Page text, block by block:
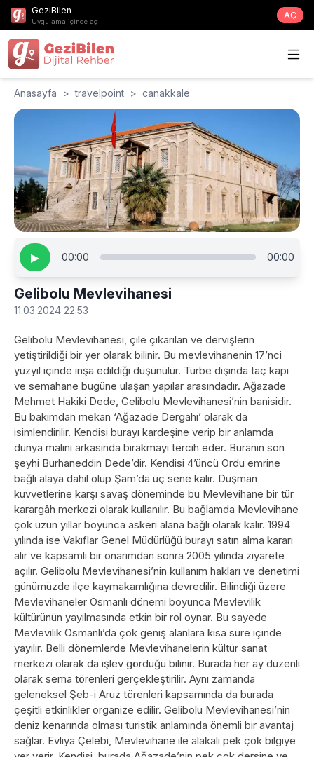
GeziBilen
Uygulama içinde aç
AÇ
Anasayfa > travelpoint > canakkale
▶ 00:00 00:00
Gelibolu Mevlevihanesi
11.03.2024 22:53
Gelibolu Mevlevihanesi, çile çıkarılan ve dervişlerin
yetiştirildiği bir yer olarak bilinir. Bu mevlevihanenin 17’nci
yüzyıl içinde inşa edildiği düşünülür. Türbe dışında taç kapı
ve semahane bugüne ulaşan yapılar arasındadır. Ağazade
Mehmet Hakiki Dede, Gelibolu Mevlevihanesi’nin banisidir.
Bu bakımdan mekan ‘Ağazade Dergahı’ olarak da
isimlendirilir. Kendisi burayı kardeşine verip bir anlamda
dünya malını arkasında bırakmayı tercih eder. Buranın son
şeyhi Burhaneddin Dede’dir. Kendisi 4’üncü Ordu emrine
bağlı alaya dahil olup Şam’da üç sene kalır. Düşman
kuvvetlerine karşı savaş döneminde bu Mevlevihane bir tür
karargâh merkezi olarak kullanılır. Bu bağlamda Mevlevihane
çok uzun yıllar boyunca askeri alana bağlı olarak kalır. 1994
yılında ise Vakıflar Genel Müdürlüğü burayı satın alma kararı
alır ve kapsamlı bir onarımdan sonra 2005 yılında ziyarete
açılır. Gelibolu Mevlevihanesi’nin kullanım hakları ve denetimi
günümüzde ilçe kaymakamlığına devredilir. Bilindiği üzere
Mevlevihaneler Osmanlı dönemi boyunca Mevlevilik
kültürünün yayılmasında etkin bir rol oynar. Bu sayede
Mevlevilik Osmanlı’da çok geniş alanlara kısa süre içinde
yayılır. Belli dönemlerde Mevlevihanelerin kültür sanat
merkezi olarak da işlev gördüğü bilinir. Burada her ay düzenli
olarak sema törenleri gerçekleştirilir. Aynı zamanda
geleneksel Şeb-i Aruz törenleri kapsamında da burada
çeşitli etkinlikler organize edilir. Gelibolu Mevlevihanesi’nin
deniz kenarında olması turistik anlamında önemli bir avantaj
sağlar. Evliya Çelebi, Mevlevihane ile alakalı pek çok bilgiye